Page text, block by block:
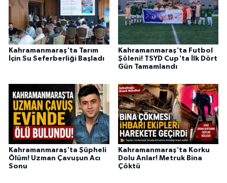
Kahramanmaraş'ta Tarım
İçin Su Seferberliği Başladı
Kahramanmaraş'ta Futbol
Şöleni! TSYD Cup'ta İlk Dört
Gün Tamamlandı
Kahramanmaraş'ta Şüpheli
Ölüm! Uzman Çavuşun Acı
Sonu
Kahramanmaraş'ta Korku
Dolu Anlar! Metruk Bina
Çöktü